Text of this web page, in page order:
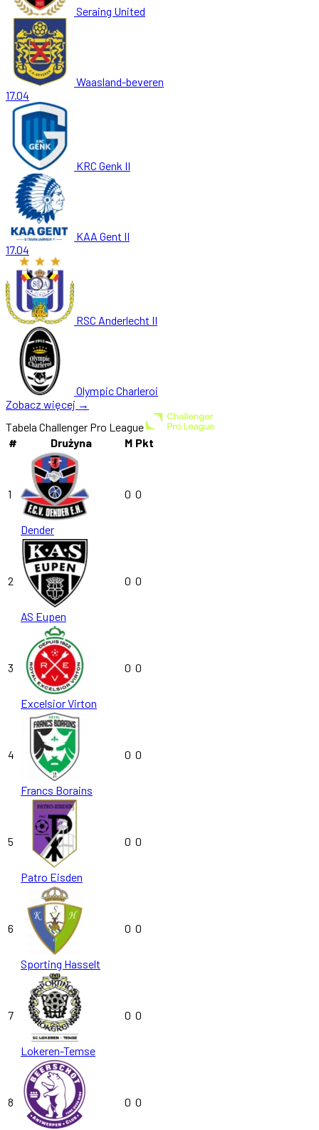
Seraing United
Waasland-beveren
17.04
KRC Genk II
KAA Gent II
17.04
RSC Anderlecht II
Olympic Charleroi
Zobacz więcej →
Tabela Challenger Pro League
#
Drużyna M Pkt
1
Dender
0 0
2
AS Eupen
0 0
3
Excelsior Virton
0 0
4
Francs Borains
0 0
5
Patro Eisden
0 0
6
Sporting Hasselt
0 0
7
Lokeren-Temse
0 0
8 0 0